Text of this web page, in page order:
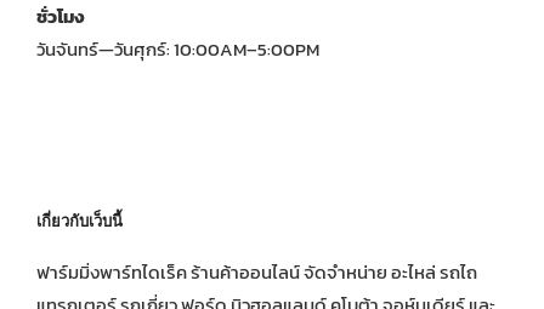
ชั่วโมง
วันจันทร์—วันศุกร์: 10:00AM–5:00PM
เกี่ยวกับเว็บนี้
ฟาร์มมิ่งพาร์ทไดเร็ค ร้านค้าออนไลน์ จัดจำหน่าย อะไหล่ รถไถ